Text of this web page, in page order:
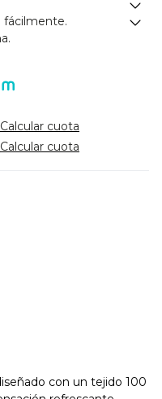
fácilmente.
Calcular cuota
Calcular cuota
con un tejido 100